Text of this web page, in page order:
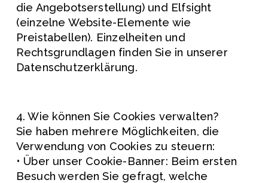
die Angebotserstellung) und Elfsight
(einzelne Website-Elemente wie
Preistabellen). Einzelheiten und
Rechtsgrundlagen finden Sie in unserer
Datenschutzerklärung.
4. Wie können Sie Cookies verwalten?
Sie haben mehrere Möglichkeiten, die
Verwendung von Cookies zu steuern:
• Über unser Cookie-Banner: Beim ersten
Besuch werden Sie gefragt, welche